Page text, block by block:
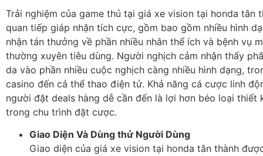
Trải nghiệm của game thủ tại giá xe vision tại honda tân
quan tiếp giáp nhận tích cực, gồm bao gồm nhiều hình
nhận tán thưởng về phần nhiều nhân thể ích và bệnh vụ
thường xuyên tiêu dùng. Người nghịch cảm nhận thấy
da vào phần nhiều cuộc nghịch càng nhiều hình dạng,
casino đến cả thể thao điện tử. Khả năng cá cược linh
người đặt deals hàng dễ cần đến là lợi hơn béo loại thiết
trong chu trình đặt cược.
Giao Diện Và Dùng thử Người Dùng
Giao diện của giá xe vision tại honda tân thành